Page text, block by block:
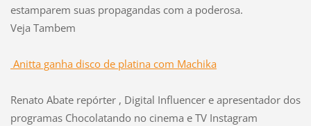
estamparem suas propagandas com a poderosa.
Veja Tambem
Anitta ganha disco de platina com Machika
Renato Abate repórter , Digital Influencer e apresentador dos
programas Chocolatando no cinema e TV Instagram